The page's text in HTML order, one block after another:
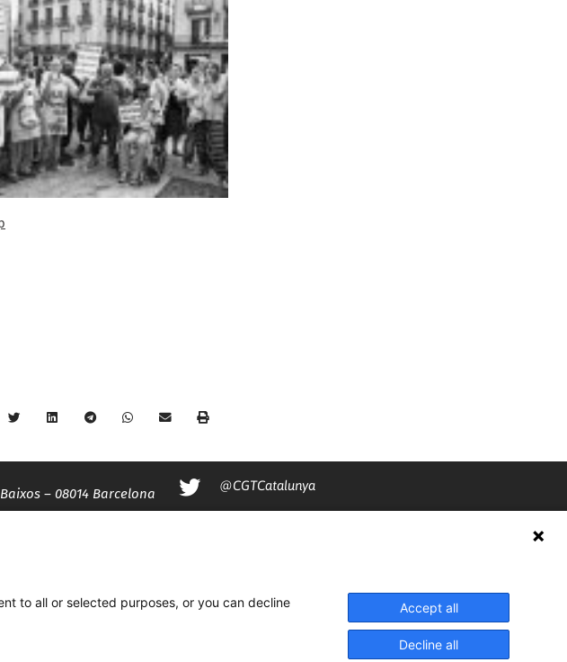
– 08014 Barcelona
@CGTCatalunya
to all or selected purposes, or you can decline
Accept all
Decline all